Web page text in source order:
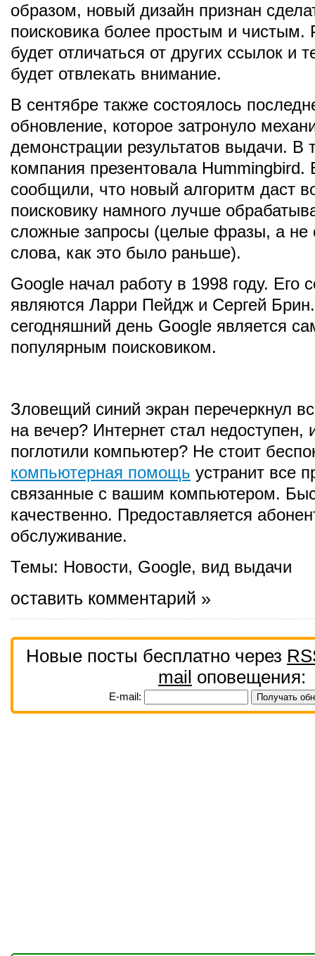
образом, новый дизайн признан
поисковика более простым и чистым.
будет отличаться от других ссылок и
будет отвлекать внимание.
В сентябре также состоялось
обновление, которое затронуло
демонстрации результатов выдачи. В
компания презентовала Hummingbird.
сообщили, что новый алгоритм даст
поисковику намного лучше
сложные запросы (целые фразы, а не
слова, как это было раньше).
Google начал работу в 1998 году. Его
являются Ларри Пейдж и Сергей
сегодняшний день Google является
популярным поисковиком.
Зловещий синий экран перечеркнул
на вечер? Интернет стал недоступен,
поглотили компьютер? Не стоит
компьютерная помощь устранит все
связанные с вашим компьютером.
качественно. Предоставляется
обслуживание.
Темы: Новости, Google, вид выдачи
оставить комментарий »
Новые посты бесплатно через
mail оповещения:
E-mail: